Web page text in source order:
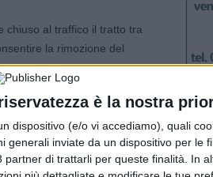
è la nostra
dispositivo (e/o vi accediamo), quali
generali inviate da un dispositivo per le
di trattarli per queste finalità. In
chiuso al traffico il tratto tra
la rimozione del
la formazione di
della circolazione.
dalla Direzione di
battitura e successiva pulizia